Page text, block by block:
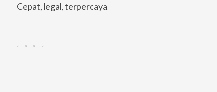
Cepat, legal, terpercaya.